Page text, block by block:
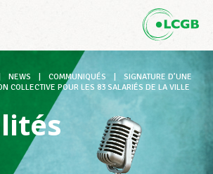
DE
NEWS COMMUNIQUÉS
SIGNATURE D’UNE
COLLECTIVE POUR LES 83 SALARIÉS DE LA VILLE